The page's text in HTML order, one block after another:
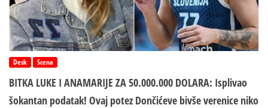
Desk Scena
BITKA LUKE I ANAMARIJE ZA 50.000.000 DOLARA: Isplivao
šokantan podatak! Ovaj potez Dončićeve bivše verenice niko